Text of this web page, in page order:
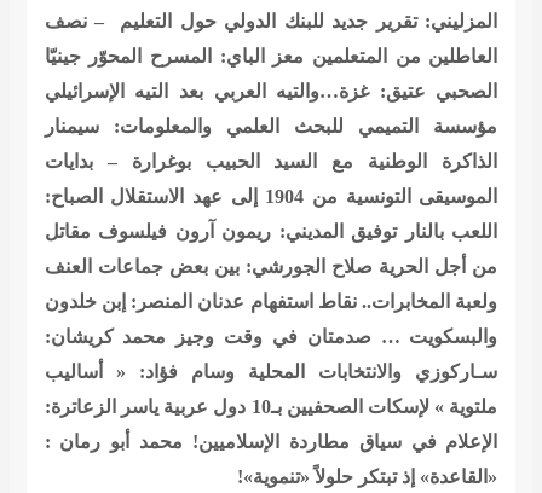
المزليني: تقرير جديد للبنك الدولي حول التعليم – نصف
العاطلين من المتعلمينمعز الباي: المسرح المحوّر جينيّا
الصحبي عتيق: غزة…والتيه العربي بعد التيه الإسرائيلي
مؤسسة التميمي للبحث العلمي والمعلومات: سيمنار
الذاكرة الوطنية مع السيد الحبيب بوغرارة – بدايات
الموسيقى التونسية من 1904 إلى عهد الاستقلال
الصباح:
اللعب بالنارتوفيق المديني: ريمون آرون فيلسوف مقاتل
من أجل الحرية صلاح الجورشي: بين بعض جماعات العنف
ولعبة المخابرات.. نقاط استفهامعدنان المنصر: إبن خلدون
والبسكويت … صدمتان في وقت وجيزمحمد كريشان:
سـاركوزي والانتخابات المحليةوسام فؤاد: « أساليب
ملتوية » لإسكات الصحفيين بـ10 دول عربية
ياسر الزعاترة:
الإعلام في سياق مطاردة الإسلاميين! محمد أبو رمان :
«القاعدة» إذ تبتكر حلولاً «تنموية»!